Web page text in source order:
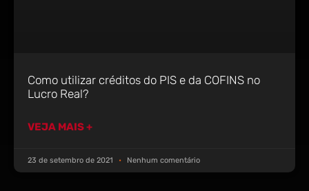
Como utilizar créditos do PIS e da COFINS no
Lucro Real?
VEJA MAIS +
23 de setembro de 2021 Nenhum comentário